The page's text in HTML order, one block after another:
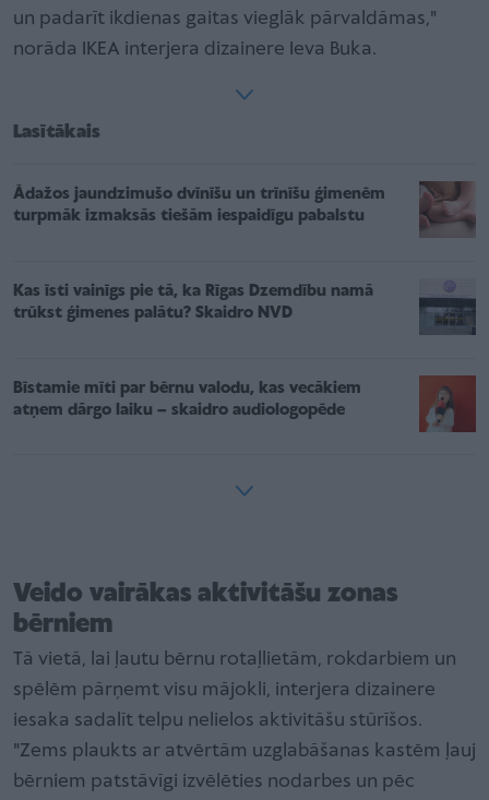
un padarīt ikdienas gaitas vieglāk pārvaldāmas,"
norāda IKEA interjera dizainere Ieva Buka.
Lasītākais
Ādažos jaundzimušo dvīnīšu un trīnīšu ģimenēm
turpmāk izmaksās tiešām iespaidīgu pabalstu
Kas īsti vainīgs pie tā, ka Rīgas Dzemdību namā
trūkst ģimenes palātu? Skaidro NVD
Bīstamie mīti par bērnu valodu, kas vecākiem
atņem dārgo laiku – skaidro audiologopēde
Veido vairākas aktivitāšu zonas
bērniem
Tā vietā, lai ļautu bērnu rotaļlietām, rokdarbiem un
spēlēm pārņemt visu mājokli, interjera dizainere
iesaka sadalīt telpu nelielos aktivitāšu stūrīšos.
"Zems plaukts ar atvērtām uzglabāšanas kastēm ļauj
bērniem patstāvīgi izvēlēties nodarbes un pēc